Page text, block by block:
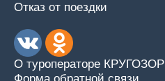
Отказ от поездки
О туроператоре КРУГОЗОР